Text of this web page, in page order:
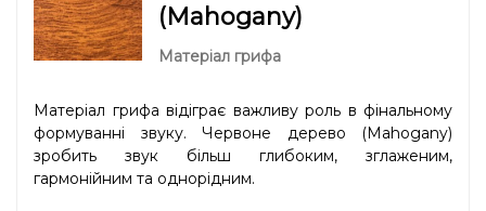
(Mahogany)
Матеріал грифа
Матеріал грифа відіграє важливу роль в фінальному
формуванні звуку. Червоне дерево (Mahogany)
зробить звук більш глибоким, зглаженим,
гармонійним та однорідним.